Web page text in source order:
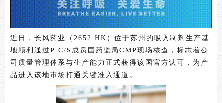
近日，长风药业（2652.HK）位于苏州的吸入制剂生产基
地顺利通过PIC/S成员国药监局GMP现场核查，标志着公
司质量管理体系与生产能力正式获得该国官方认可，为产
品进入该地市场打通关键准入通道。